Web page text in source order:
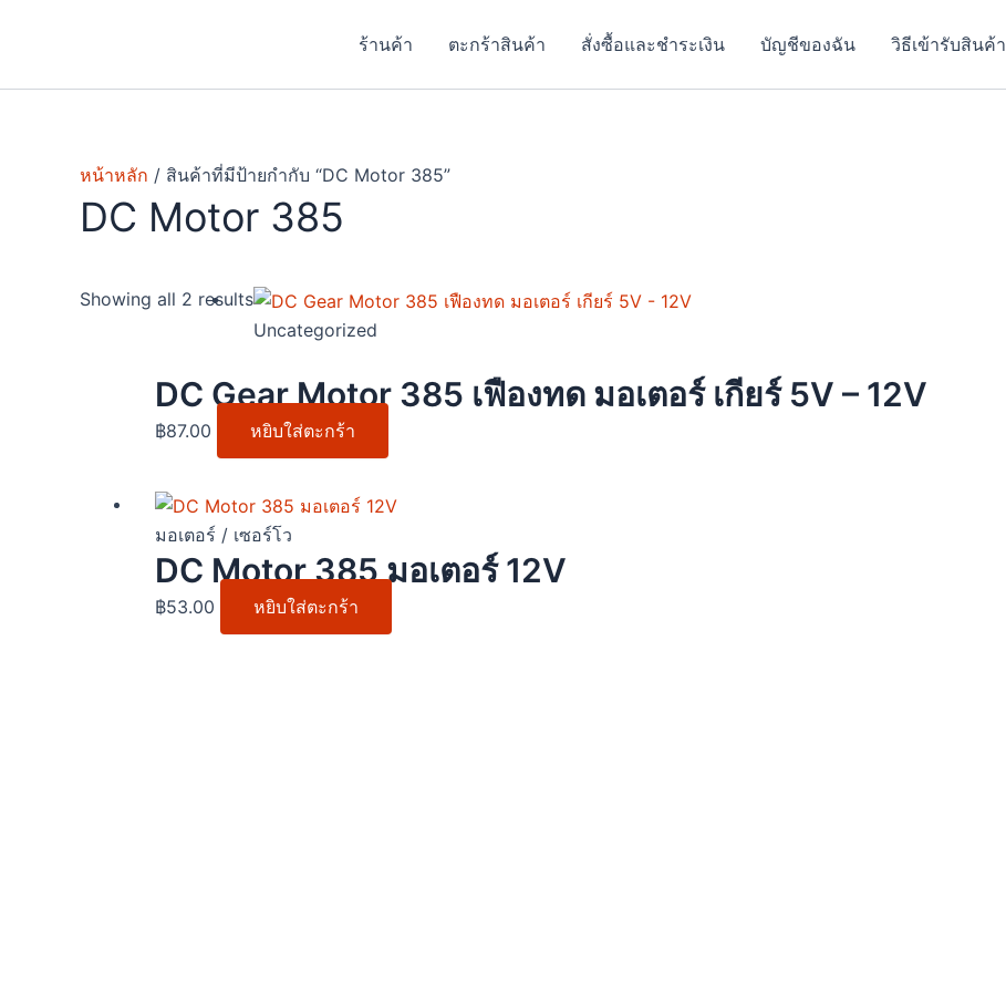
ร้านค้า ตะกร้าสินค้า สั่งซื้อและชำระเงิน บัญชีของฉัน วิธีเข้ารับสินค้า
หน้าหลัก / สินค้าที่มีป้ายกำกับ “DC Motor 385”
DC Motor 385
Showing all 2 results
Uncategorized
DC Gear Motor 385 เฟืองทด มอเตอร์ เกียร์ 5V – 12V
฿87.00 หยิบใส่ตะกร้า
มอเตอร์ / เซอร์โว
DC Motor 385 มอเตอร์ 12V
฿53.00 หยิบใส่ตะกร้า